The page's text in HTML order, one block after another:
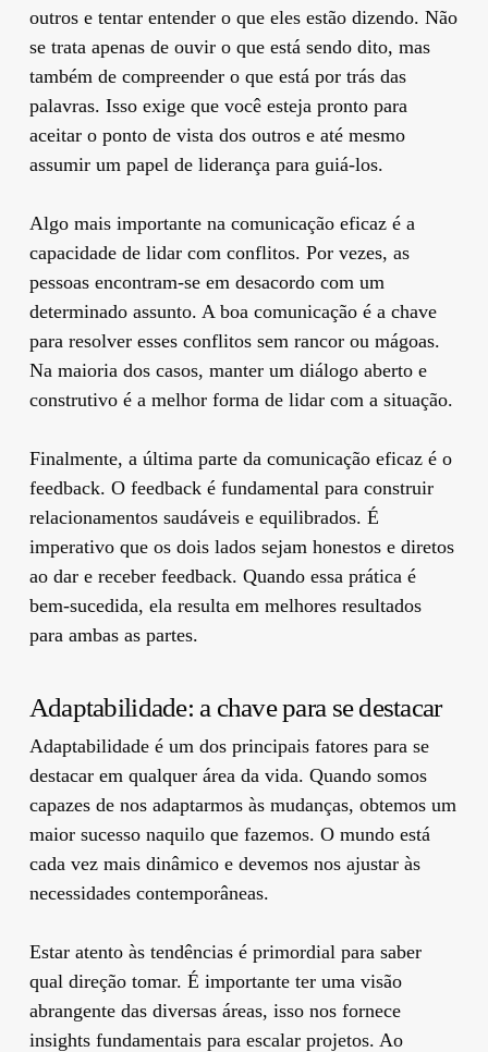
outros e tentar entender o que eles estão dizendo. Não
se trata apenas de ouvir o que está sendo dito, mas
também de compreender o que está por trás das
palavras. Isso exige que você esteja pronto para
aceitar o ponto de vista dos outros e até mesmo
assumir um papel de liderança para guiá-los.
Algo mais importante na comunicação eficaz é a
capacidade de lidar com conflitos. Por vezes, as
pessoas encontram-se em desacordo com um
determinado assunto. A boa comunicação é a chave
para resolver esses conflitos sem rancor ou mágoas.
Na maioria dos casos, manter um diálogo aberto e
construtivo é a melhor forma de lidar com a situação.
Finalmente, a última parte da comunicação eficaz é o
feedback. O feedback é fundamental para construir
relacionamentos saudáveis e equilibrados. É
imperativo que os dois lados sejam honestos e diretos
ao dar e receber feedback. Quando essa prática é
bem-sucedida, ela resulta em melhores resultados
para ambas as partes.
Adaptabilidade: a chave para se destacar
Adaptabilidade é um dos principais fatores para se
destacar em qualquer área da vida. Quando somos
capazes de nos adaptarmos às mudanças, obtemos um
maior sucesso naquilo que fazemos. O mundo está
cada vez mais dinâmico e devemos nos ajustar às
necessidades contemporâneas.
Estar atento às tendências é primordial para saber
qual direção tomar. É importante ter uma visão
abrangente das diversas áreas, isso nos fornece
insights fundamentais para escalar projetos. Ao